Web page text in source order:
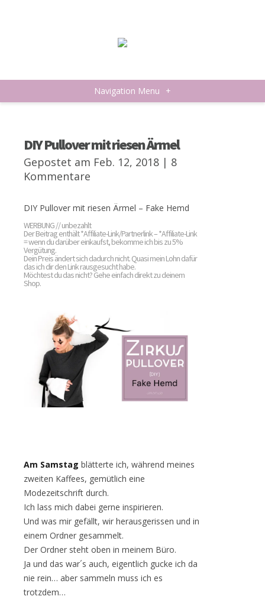
Navigation Menu +
DIY Pullover mit riesen Ärmel
Gepostet am Feb. 12, 2018 | 8
Kommentare
DIY Pullover mit riesen Ärmel – Fake Hemd
WERBUNG // unbezahlt
Der Beitrag enthält *Affiliate-Link/Partnerlink – *Affiliate-Link
= wenn du darüber einkaufst, bekomme ich bis zu 5%
Vergütung.
Dein Preis ändert sich dadurch nicht. Quasi mein Lohn dafür
das ich dir den Link rausgesucht habe.
Möchtest du das nicht? Gehe einfach direkt zu deinem
Shop.
Am Samstag blätterte ich, während meines
zweiten Kaffees, gemütlich eine
Modezeitschrift durch.
Ich lass mich dabei gerne inspirieren.
Und was mir gefällt, wir herausgerissen und in
einem Ordner gesammelt.
Der Ordner steht oben in meinem Büro.
Ja und das war´s auch, eigentlich gucke ich da
nie rein… aber sammeln muss ich es
trotzdem…